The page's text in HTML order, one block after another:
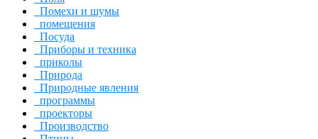
Помехи и шумы
помещения
Посуда
Приборы и техника
приколы
Природа
Природные явления
программы
проекторы
Производство